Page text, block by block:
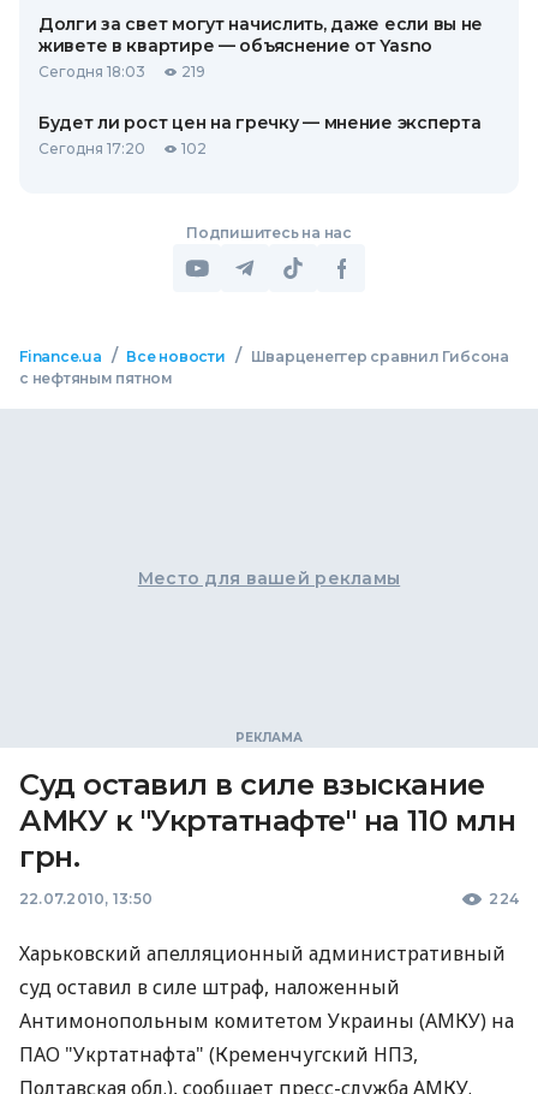
Долги за свет могут начислить, даже если вы не
живете в квартире — объяснение от Yasno
Сегодня 18:03 219
Будет ли рост цен на гречку — мнение эксперта
Сегодня 17:20 102
Подпишитесь на нас
Finance.ua / Все новости /
Шварценеггер сравнил Гибсона
с нефтяным пятном
Место для вашей рекламы
Суд оставил в силе взыскание
АМКУ к "Укртатнафте" на 110 млн
грн.
22.07.2010, 13:50 224
Харьковский апелляционный административный
суд оставил в силе штраф, наложенный
Антимонопольным комитетом Украины (АМКУ) на
ПАО "Укртатнафта" (Кременчугский НПЗ,
Полтавская обл.), сообщает пресс-служба АМКУ.